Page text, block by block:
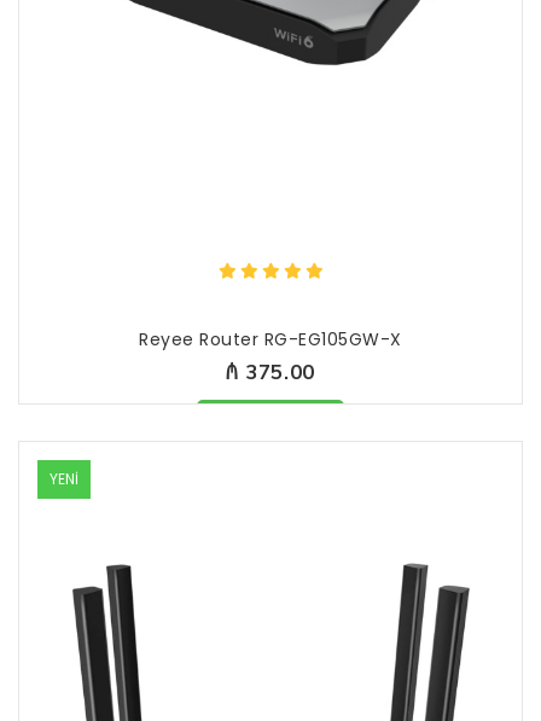
Reyee Router RG-EG105GW-X
₼ 375.00
Məhsul mövcüddur
YENİ